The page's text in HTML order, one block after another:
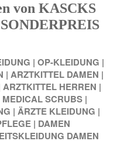
von KASCKS
| OP-KLEIDUNG |
| ARZTKITTEL DAMEN |
ARZTKITTEL HERREN |
MEDICAL SCRUBS |
| ÄRZTE KLEIDUNG |
| DAMEN
DAMEN